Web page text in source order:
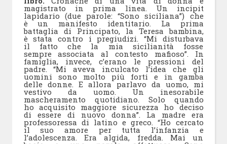
magistrato in prima linea. Un incipit
lapidario (due parole: “Sono siciliana”) che
è un manifesto identitario. La prima
battaglia di Principato, la Teresa bambina,
è stata contro i pregiudizi. “Mi disturbava
il fatto che la mia sicilianità fosse
sempre associata al contesto mafioso”. In
famiglia, invece, c’erano le pressioni del
padre. “Mi aveva inculcato l’idea che gli
uomini sono molto più forti e in gamba
delle donne. E allora parlavo da uomo, mi
vestivo da uomo. Un inesorabile
mascheramento quotidiano. Solo quando
ho acquisito maggiore sicurezza ho deciso
di essere di nuovo donna”. La madre era
professoressa di latino e greco. “Ho cercato
il suo amore per tutta l’infanzia e
l’adolescenza. Era algida, fredda. Mai un